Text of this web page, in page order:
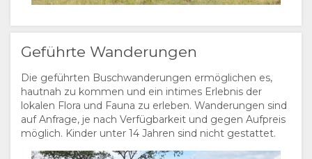
FRANZÖSISCH
Geführte Wanderungen
Die geführten Buschwanderungen ermöglichen es,
hautnah zu kommen und ein intimes Erlebnis der
lokalen Flora und Fauna zu erleben. Wanderungen sind
auf Anfrage, je nach Verfügbarkeit und gegen Aufpreis
möglich. Kinder unter 14 Jahren sind nicht gestattet.